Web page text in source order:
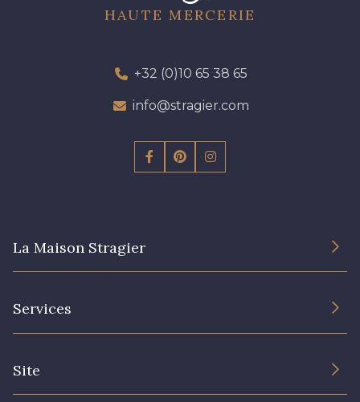
HAUTE MERCERIE
+32 (0)10 65 38 65
info@stragier.com
La Maison Stragier
Services
Site